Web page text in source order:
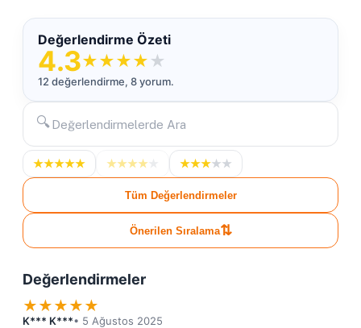
Değerlendirme Özeti
4.3★★★★ ★
12 değerlendirme, 8 yorum.
🔍
★★★★★ ★★★★ ★★★★★
Tüm Değerlendirmeler
Önerilen Sıralama⇅
Değerlendirmeler
★★★★★
K*** K***• 5 Ağustos 2025